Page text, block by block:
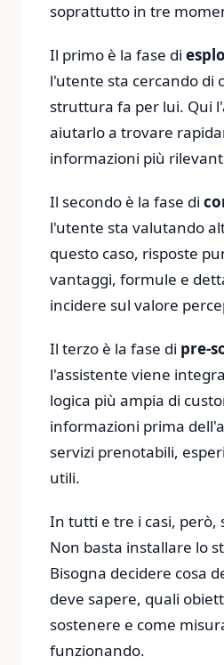
soprattutto in tre
Il primo è la fase di
l'utente sta cercando di
struttura fa per lui. Qui
aiutarlo a trovare
informazioni più
Il secondo è la fase di
l'utente sta valutando
questo caso, risposte
vantaggi, formule e
incidere sul valore
Il terzo è la fase di pre-
l'assistente viene
logica più ampia di
informazioni prima
servizi prenotabili,
utili.
In tutti e tre i casi, però,
Non basta installare lo
Bisogna decidere cosa
deve sapere, quali
sostenere e come
funzionando.